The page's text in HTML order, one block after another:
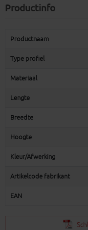
Productinfo
Productnaam
Type profiel
Materiaal
Lengte
Breedte
Hoogte
Kleur/Afwerking
Artikelcode fabrikant
EAN